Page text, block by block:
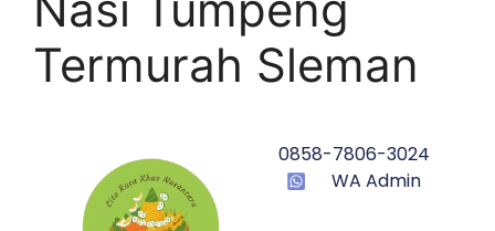
Termurah Sleman
0858-7806-3024
WA Admin